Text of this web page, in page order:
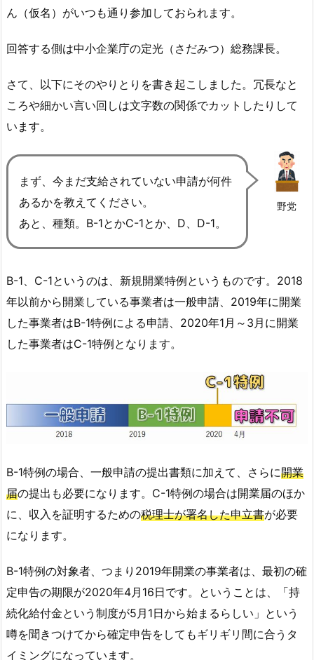
ん（仮名）がいつも通り参加しておられます。
回答する側は中小企業庁の定光（さだみつ）総務課長。
さて、以下にそのやりとりを書き起こしました。冗長なと
ころや細かい言い回しは文字数の関係でカットしたりして
います。
野党
まず、今まだ支給されていない申請が何件
あるかを教えてください。
あと、種類。B-1とかC-1とか、D、D-1。
B-1、C-1というのは、新規開業特例というものです。2018
年以前から開業している事業者は一般申請、2019年に開業
した事業者はB-1特例による申請、2020年1月～3月に開業
した事業者はC-1特例となります。
B-1特例の場合、一般申請の提出書類に加えて、さらに開業
届の提出も必要になります。C-1特例の場合は開業届のほか
に、収入を証明するための税理士が署名した申立書が必要
になります。
B-1特例の対象者、つまり2019年開業の事業者は、最初の確
定申告の期限が2020年4月16日です。ということは、「持
続化給付金という制度が5月1日から始まるらしい」という
噂を聞きつけてから確定申告をしてもギリギリ間に合うタ
イミングになっています。